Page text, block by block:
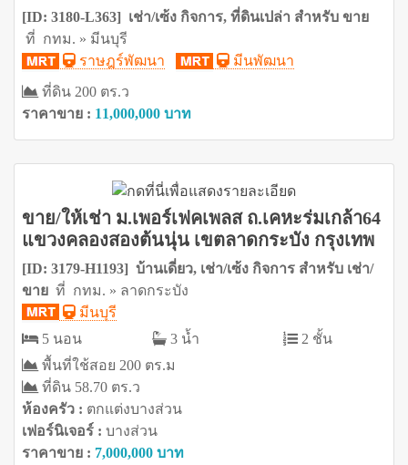
[ID: 3180-L363] เช่า/เซ้ง กิจการ, ที่ดินเปล่า สำหรับ ขาย
ที่ กทม. » มีนบุรี
ราษฎร์พัฒนา
มีนพัฒนา
ที่ดิน 200 ตร.ว
ราคาขาย : 11,000,000 บาท
ขาย/ให้เช่า ม.เพอร์เฟคเพลส ถ.เคหะร่มเกล้า64
แขวงคลองสองต้นนุ่น เขตลาดกระบัง กรุงเทพ
[ID: 3179-H1193] บ้านเดี่ยว, เช่า/เซ้ง กิจการ สำหรับ เช่า/
ขาย ที่ กทม. » ลาดกระบัง
มีนบุรี
5 นอน
3 น้ำ
2 ชั้น
พื้นที่ใช้สอย 200 ตร.ม
ที่ดิน 58.70 ตร.ว
ห้องครัว : ตกแต่งบางส่วน
เฟอร์นิเจอร์ : บางส่วน
ราคาขาย : 7,000,000 บาท